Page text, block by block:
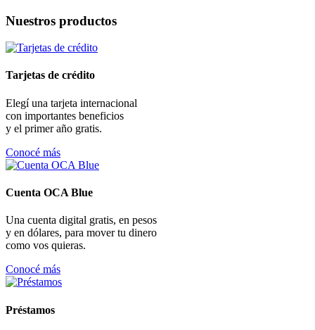
Nuestros productos
Tarjetas de crédito
Elegí una tarjeta internacional
con importantes beneficios
y el primer año gratis.
Conocé más
Cuenta OCA Blue
Una cuenta digital gratis, en pesos
y en dólares, para mover tu dinero
como vos quieras.
Conocé más
Préstamos